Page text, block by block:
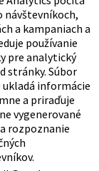
a
stránky, čo
skúsenosti pre
toho, ako
súbory cookie
ako je počet
atď.
Popis